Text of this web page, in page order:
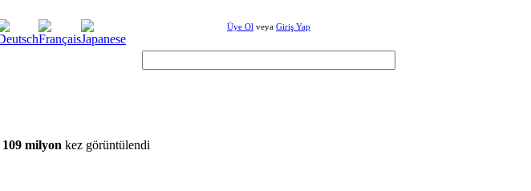
Üye Ol veya Giriş Yap
109 milyon kez görüntülendi